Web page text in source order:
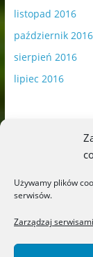
Używamy plików
serwisów.
Zarządzaj serwisami
listopad 2016
październik 2016
sierpień 2016
lipiec 2016